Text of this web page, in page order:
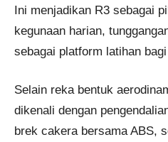
Ini menjadikan R3 sebagai
kegunaan harian,
sebagai platform latihan
Selain reka bentuk
dikenali dengan
brek cakera bersama ABS,